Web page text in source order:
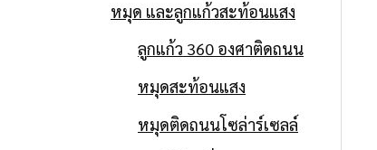
หมุด และลูกแก้วสะท้อนแสง
ลูกแก้ว 360 องศาติดถนน
หมุดสะท้อนแสง
หมุดติดถนนโซล่าร์เซลล์